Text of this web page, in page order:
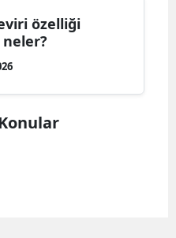
özelliği